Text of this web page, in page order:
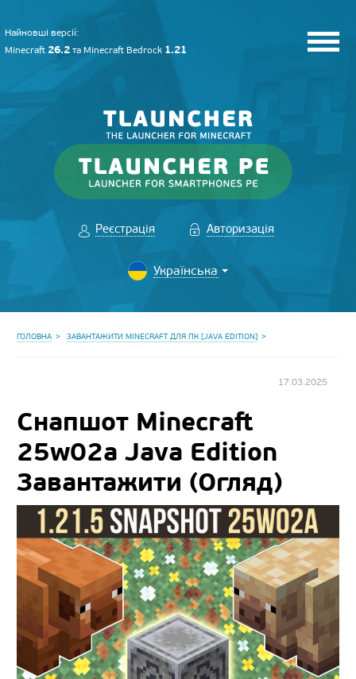
Найновші версії:
Minecraft 26.2 та Minecraft Bedrock 1.21
Реєстрація Авторизація
ГОЛОВНА ЗАВАНТАЖИТИ MINECRAFT ДЛЯ ПК [JAVA EDITION]
17.03.2025
Снапшот Minecraft
25w02a Java Edition
Завантажити (Огляд)